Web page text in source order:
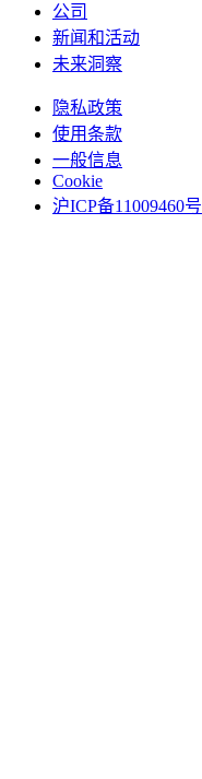
公司
新闻和活动
未来洞察
隐私政策
使用条款
一般信息
Cookie
沪ICP备11009460号